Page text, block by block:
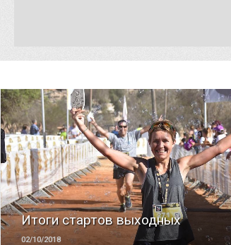
Итоги стартов выходных
02/10/2018
ЧИТАТЬ